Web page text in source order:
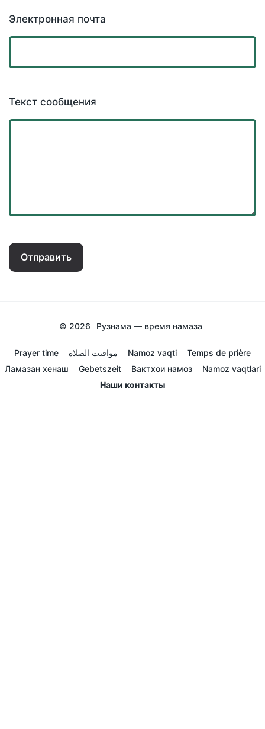
Электронная почта
Текст сообщения
Отправить
© 2026 Рузнама — время намаза
Prayer time مواقيت الصلاة Namoz vaqti
Temps de prière
Ламазан хенаш
Gebetszeit Вактхои намоз
Namoz vaqtlari
Наши контакты